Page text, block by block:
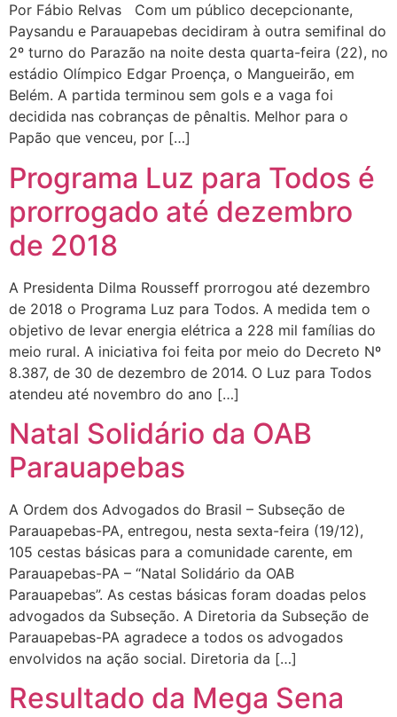
Por Fábio Relvas Com um público decepcionante,
Paysandu e Parauapebas decidiram à outra semifinal do
2º turno do Parazão na noite desta quarta-feira (22), no
estádio Olímpico Edgar Proença, o Mangueirão, em
Belém. A partida terminou sem gols e a vaga foi
decidida nas cobranças de pênaltis. Melhor para o
Papão que venceu, por […]
Programa Luz para Todos é
prorrogado até dezembro
de 2018
A Presidenta Dilma Rousseff prorrogou até dezembro
de 2018 o Programa Luz para Todos. A medida tem o
objetivo de levar energia elétrica a 228 mil famílias do
meio rural. A iniciativa foi feita por meio do Decreto Nº
8.387, de 30 de dezembro de 2014. O Luz para Todos
atendeu até novembro do ano […]
Natal Solidário da OAB
Parauapebas
A Ordem dos Advogados do Brasil – Subseção de
Parauapebas-PA, entregou, nesta sexta-feira (19/12),
105 cestas básicas para a comunidade carente, em
Parauapebas-PA – “Natal Solidário da OAB
Parauapebas”. As cestas básicas foram doadas pelos
advogados da Subseção. A Diretoria da Subseção de
Parauapebas-PA agradece a todos os advogados
envolvidos na ação social. Diretoria da […]
Resultado da Mega Sena